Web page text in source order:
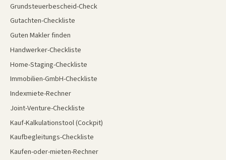
Grundsteuerbescheid-Check
Gutachten-Checkliste
Guten Makler finden
Handwerker-Checkliste
Home-Staging-Checkliste
Immobilien-GmbH-Checkliste
Indexmiete-Rechner
Joint-Venture-Checkliste
Kauf-Kalkulationstool (Cockpit)
Kaufbegleitungs-Checkliste
Kaufen-oder-mieten-Rechner